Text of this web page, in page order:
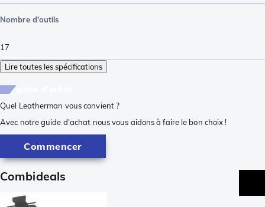
Nombre d'outils
17
Lire toutes les spécifications
Quel Leatherman vous convient ?
Avec notre guide d'achat nous vous aidons à faire le bon choix !
Commencer
Combideals